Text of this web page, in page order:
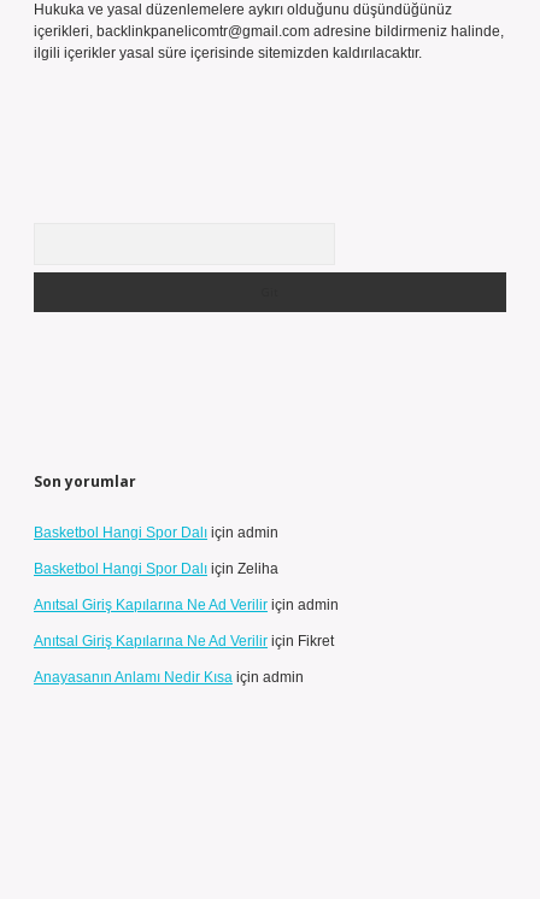
Hukuka ve yasal düzenlemelere aykırı olduğunu düşündüğünüz
içerikleri, backlinkpanelicomtr@gmail.com adresine bildirmeniz halinde,
ilgili içerikler yasal süre içerisinde sitemizden kaldırılacaktır.
Son yorumlar
Basketbol Hangi Spor Dalı için admin
Basketbol Hangi Spor Dalı için Zeliha
Anıtsal Giriş Kapılarına Ne Ad Verilir için admin
Anıtsal Giriş Kapılarına Ne Ad Verilir için Fikret
Anayasanın Anlamı Nedir Kısa için admin